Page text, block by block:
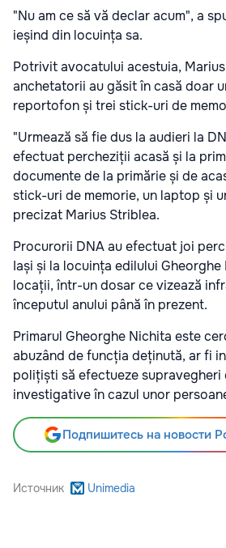
"Nu am ce să vă declar acum", a
ieșind din locuința sa.
Potrivit avocatului acestuia,
anchetatorii au găsit în casă doar
reportofon și trei stick-uri de
"Urmează să fie dus la audieri la
efectuat percheziții acasă și la
documente de la primărie și de
stick-uri de memorie, un laptop și
precizat Marius Striblea.
Procurorii DNA au efectuat joi
Iași și la locuința edilului
locații, într-un dosar ce vizează
începutul anului până în prezent.
Primarul Gheorghe Nichita este
abuzând de funcția deținută, ar fi
polițiști să efectueze supravegheri
investigative în cazul unor
Подпишитесь на новости
Источник Unimedia